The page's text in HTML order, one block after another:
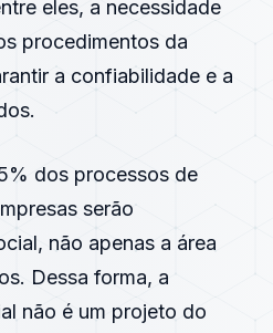
eles, a necessidade
procedimentos da
a confiabilidade e a
dos processos de
serão
não apenas a área
Dessa forma, a
não é um projeto do